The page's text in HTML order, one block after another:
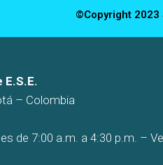
©Copyright 2023
– Colombia
de 7:00 a.m. a 4:30 p.m. –